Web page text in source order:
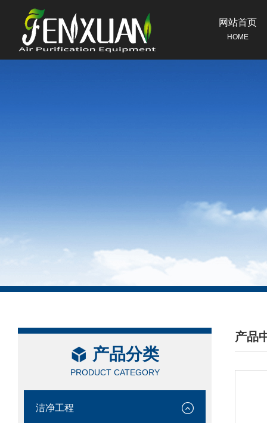
网站首页
HOME
产品分类
PRODUCT CATEGORY
洁净工程
产品
/